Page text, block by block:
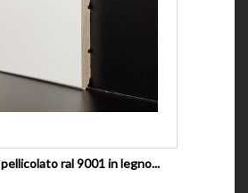
ral 9001 in legno...